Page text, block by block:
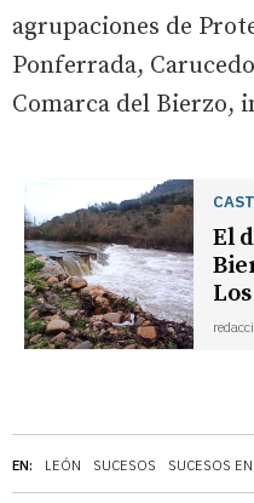
EN: LEÓN SUCESOS SUCESOS
agrupaciones de
Ponferrada,
Comarca del Bierzo,
El